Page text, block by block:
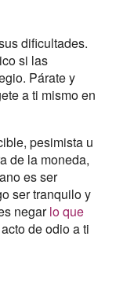
dificultades.
si las
Párate y
a ti mismo en
pesimista u
de la moneda,
es ser
ser tranquilo y
negarlo que
de odio a ti